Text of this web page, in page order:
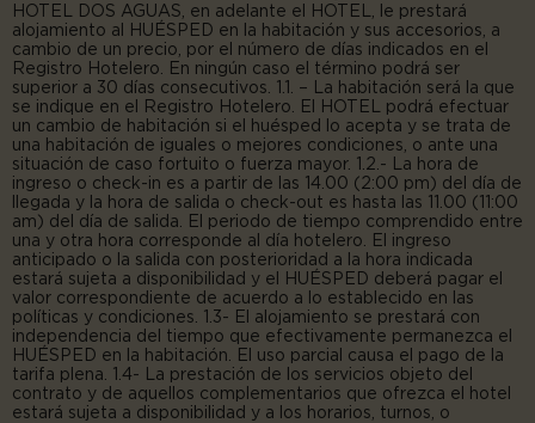
HOTEL DOS AGUAS, en adelante el HOTEL, le prestará
alojamiento al HUÉSPED en la habitación y sus accesorios, a
cambio de un precio, por el número de días indicados en el
Registro Hotelero. En ningún caso el término podrá ser
superior a 30 días consecutivos. 1.1. – La habitación será la que
se indique en el Registro Hotelero. El HOTEL podrá efectuar
un cambio de habitación si el huésped lo acepta y se trata de
una habitación de iguales o mejores condiciones, o ante una
situación de caso fortuito o fuerza mayor. 1.2.- La hora de
ingreso o check-in es a partir de las 14.00 (2:00 pm) del día de
llegada y la hora de salida o check-out es hasta las 11.00 (11:00
am) del día de salida. El periodo de tiempo comprendido entre
una y otra hora corresponde al día hotelero. El ingreso
anticipado o la salida con posterioridad a la hora indicada
estará sujeta a disponibilidad y el HUÉSPED deberá pagar el
valor correspondiente de acuerdo a lo establecido en las
políticas y condiciones. 1.3- El alojamiento se prestará con
independencia del tiempo que efectivamente permanezca el
HUÉSPED en la habitación. El uso parcial causa el pago de la
tarifa plena. 1.4- La prestación de los servicios objeto del
contrato y de aquellos complementarios que ofrezca el hotel
estará sujeta a disponibilidad y a los horarios, turnos, o